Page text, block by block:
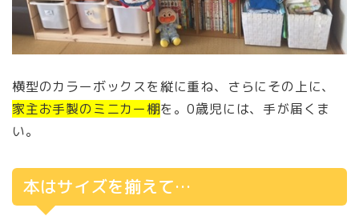
横型のカラーボックスを縦に重ね、さらにその上に、
家主お手製のミニカー棚を。0歳児には、手が届くま
い。
本はサイズを揃えて…